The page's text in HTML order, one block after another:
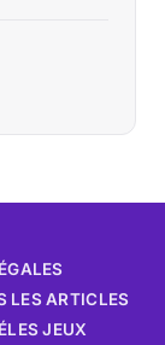
LES ARTICLES
LES JEUX